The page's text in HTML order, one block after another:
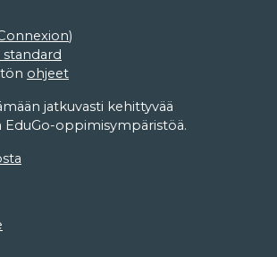
)
standard
ohjeet
jatkuvasti kehittyvää
oppimisympäristöä.